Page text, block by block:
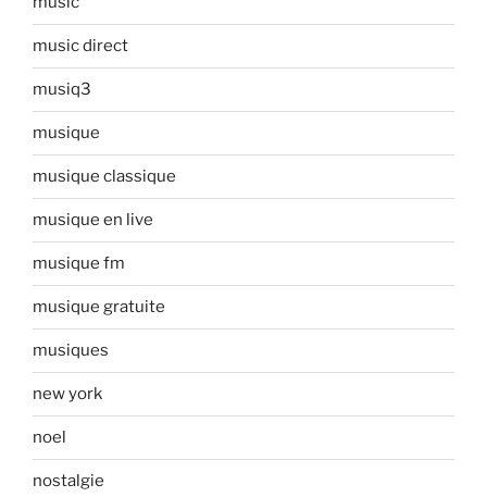
music direct
musiq3
musique
musique classique
musique en live
musique fm
musique gratuite
musiques
new york
noel
nostalgie